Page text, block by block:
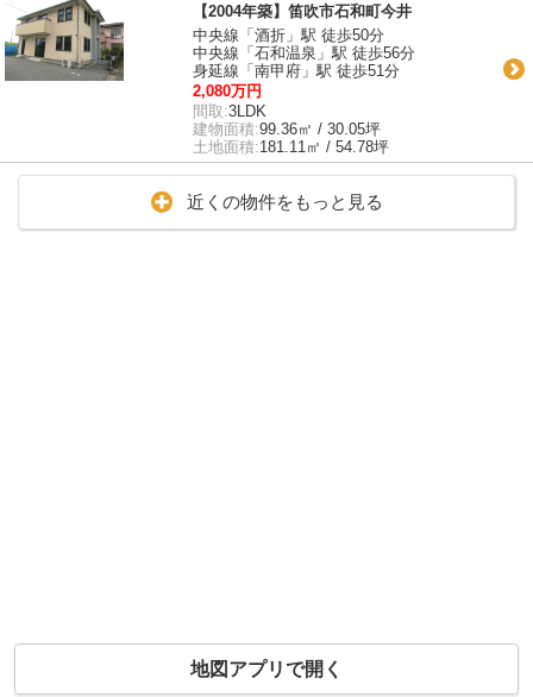
【2004年築】笛吹市石和町今井
中央線「酒折」駅 徒歩50分
中央線「石和温泉」駅 徒歩56分
身延線「南甲府」駅 徒歩51分
2,080万円
間取:3LDK
建物面積:99.36㎡ / 30.05坪
土地面積:181.11㎡ / 54.78坪
近くの物件をもっと見る
地図アプリで開く